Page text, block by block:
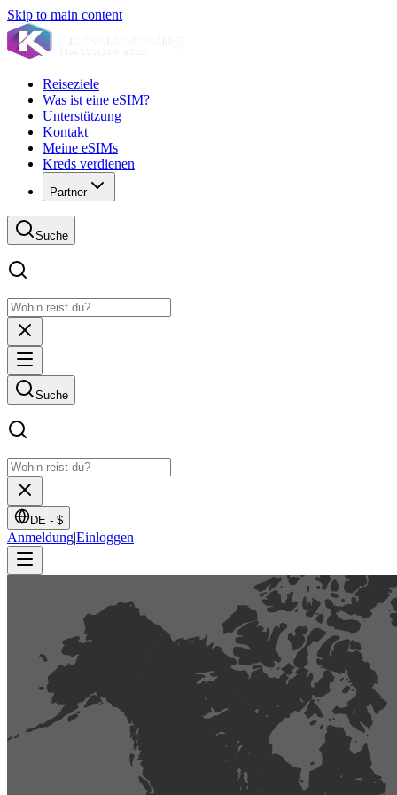
Skip to main content
Reiseziele
Was ist eine eSIM?
Unterstützung
Kontakt
Meine eSIMs
Kreds verdienen
Partner
Suche
Suche
DE - $
Anmeldung|Einloggen